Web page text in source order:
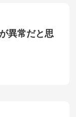
異常だと思